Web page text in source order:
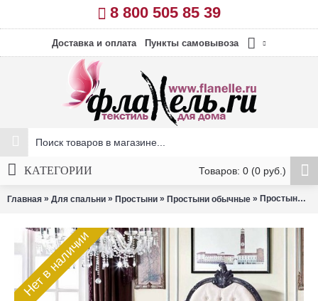
8 800 505 85 39
Доставка и оплата Пункты самовывоза
Товаров: 0 (0 руб.)
КАТЕГОРИИ
Главная » Для спальни » Простыни » Простыни обычные » Простыня Valtery PRC-01 сатин 200х220 см
Нет в наличии